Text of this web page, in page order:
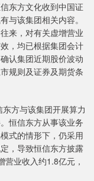
东方文化收到中国证
与该集团相关内容。
来，对有关虚增营业
，均已根据集团会计
认集团近期股价波动
规则及证券及期货条
方与该集团开展算力
恒信东方从事该业务
式的情形下，仍采用
，导致恒信东方披露
业收入约1.8亿元，